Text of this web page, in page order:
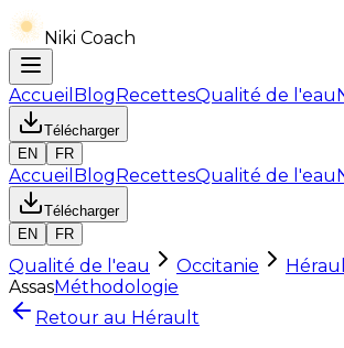
Niki Coach
Accueil BlogRecettesQualité de l'eau
Télécharger
EN
FR
Accueil BlogRecettesQualité de l'eau
Télécharger
EN
FR
Qualité de l'eau Occitanie
AssasMéthodologie
Retour au Hérault